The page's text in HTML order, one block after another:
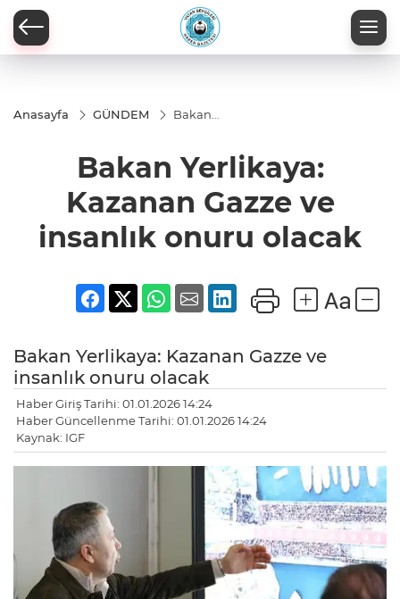
Anasayfa GÜNDEM
Bakan
Gazze ve
insanlık
olacak
Bakan Yerlikaya:
Kazanan Gazze ve
insanlık onuru olacak
Bakan Yerlikaya: Kazanan Gazze ve
insanlık onuru olacak
Haber Giriş Tarihi: 01.01.2026 14:24
Haber Güncellenme Tarihi: 01.01.2026 14:24
Kaynak: IGF